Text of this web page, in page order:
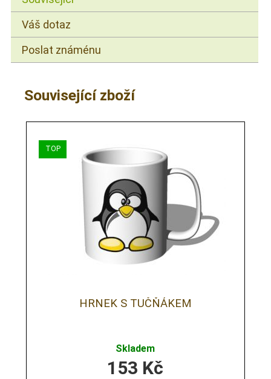
Váš dotaz
Poslat známénu
Související zboží
HRNEK S TUČŇÁKEM
Skladem
153 Kč